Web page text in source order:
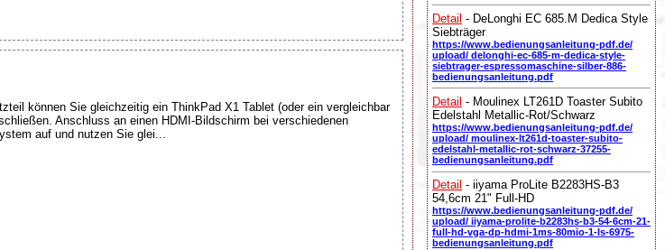
können Sie gleichzeitig ein ThinkPad X1 Tablet (oder ein vergleichbar
Anschluss an einen HDMI-Bildschirm bei verschiedenen
auf und nutzen Sie glei...
Detail - DeLonghi EC 685.M Dedica Style
Siebträger
https://www.bedienungsanleitung-pdf.de/
upload/ delonghi-ec-685-m-dedica-style-
siebtrager-espressomaschine-silber-886-
bedienungsanleitung.pdf
Detail - Moulinex LT261D Toaster Subito
Edelstahl Metallic-Rot/Schwarz
https://www.bedienungsanleitung-pdf.de/
upload/ moulinex-lt261d-toaster-subito-
edelstahl-metallic-rot-schwarz-37255-
bedienungsanleitung.pdf
Detail - iiyama ProLite B2283HS-B3
54,6cm 21" Full-HD
https://www.bedienungsanleitung-pdf.de/
upload/ iiyama-prolite-b2283hs-b3-54-6cm-21-
full-hd-vga-dp-hdmi-1ms-80mio-1-ls-6975-
bedienungsanleitung.pdf